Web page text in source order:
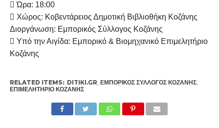
 Ώρα: 18:00
 Χώρος: Κοβεντάρειος Δημοτική Βιβλιοθήκη Κοζάνης
Διοργάνωση: Εμπορικός Σύλλογος Κοζάνης
 Υπό την Αιγίδα: Εμπορικό & Βιομηχανικό Επιμελητήριο
Κοζάνης
RELATED ITEMS: DITIKI.GR, ΕΜΠΟΡΙΚΌΣ ΣΎΛΛΟΓΟΣ ΚΟΖΆΝΗΣ,
ΕΠΙΜΕΛΗΤΉΡΙΟ ΚΟΖΆΝΗΣ